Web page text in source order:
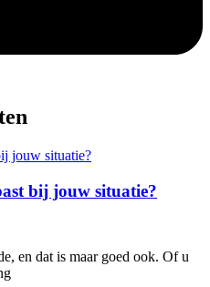
bij jouw situatie?
en dat is maar goed ook. Of u